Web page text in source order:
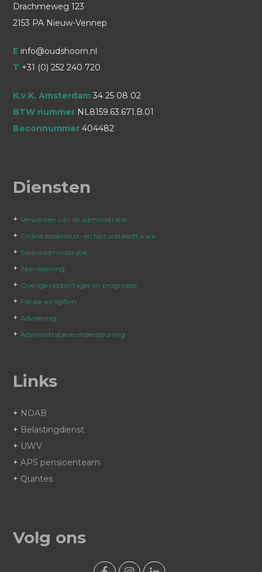
Drachmeweg 123
2153 PA Nieuw-Vennep
E info@oudshoorn.nl
T +31 (0) 252 240 720
K.v.K. Amsterdam 34 25 08 02
BTW nummer NL8159.63.671.B.01
Beconnummer 404482
Diensten
+Verwerken van de administratie
+ Online boekhoud- en facturatiesoftware
+ Salarisadministratie
+Jaarrekening
+ Overige rapportages en prognoses
+ Fiscale aangiften
+Advisering
+Administratieve ondersteuning
Links
+ NOAB
+ Belastingdienst
+ UWV
+APS pensioenteam
+ Quintes
Volg ons